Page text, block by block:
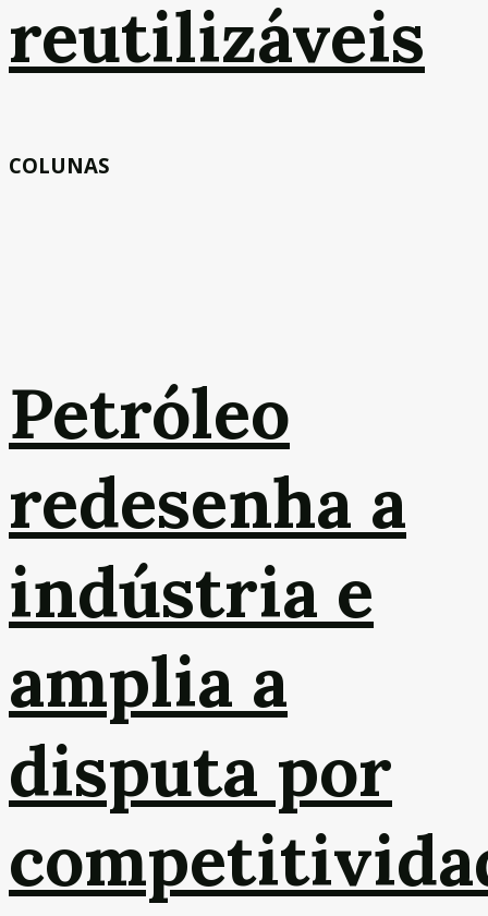
reutilizáveis
COLUNAS
Petróleo
redesenha a
indústria e
amplia a
disputa por